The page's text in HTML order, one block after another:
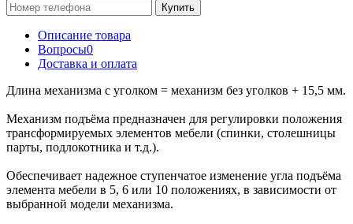
Купить
Описание товара
Вопросы0
Доставка и оплата
Длина механизма с уголком = механизм без уголков + 15,5 мм.
Механизм подъёма предназначен для регулировки положения
трансформируемых элементов мебели (спинки, столешницы
парты, подлокотника и т.д.).
Обеспечивает надежное ступенчатое изменение угла подъёма
элемента мебели в 5, 6 или 10 положениях, в зависимости от
выбранной модели механизма.